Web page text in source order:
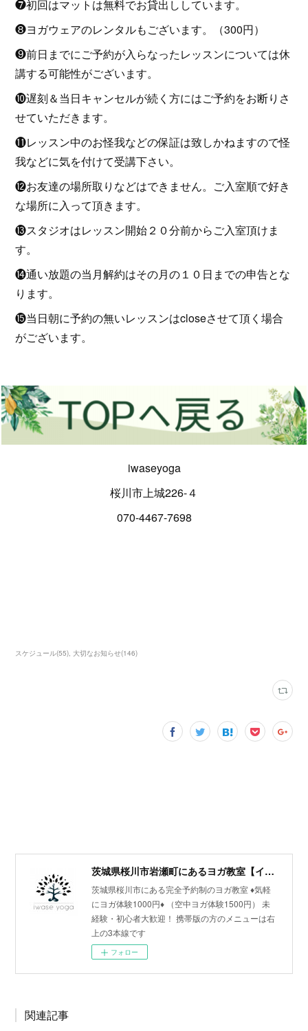
❼初回はマットは無料でお貸出ししています。
❽ヨガウェアのレンタルもございます。（300円）
❾前日までにご予約が入らなったレッスンについては休
講する可能性がございます。
❿遅刻＆当日キャンセルが続く方にはご予約をお断りさ
せていただきます。
⓫レッスン中のお怪我などの保証は致しかねますので怪
我などに気を付けて受講下さい。
⓬お友達の場所取りなどはできません。ご入室順で好き
な場所に入って頂きます。
⓭スタジオはレッスン開始２０分前からご入室頂けま
す。
⓮通い放題の当月解約はその月の１０日までの申告とな
ります。
⓯当日朝に予約の無いレッスンはcloseさせて頂く場合
がございます。
iwaseyoga
桜川市上城226-４
070-4467-7698
スケジュール(55) 大切なお知らせ(146)
茨城県桜川市岩瀬町にあるヨガ教室【イワセヨガ】
茨城県桜川市にある完全予約制のヨガ教室 ♦︎気軽
にヨガ体験1000円♦︎ （空中ヨガ体験1500円） 未
経験・初心者大歓迎！ 携帯版の方のメニューは右
上の3本線です
フォロー
関連記事